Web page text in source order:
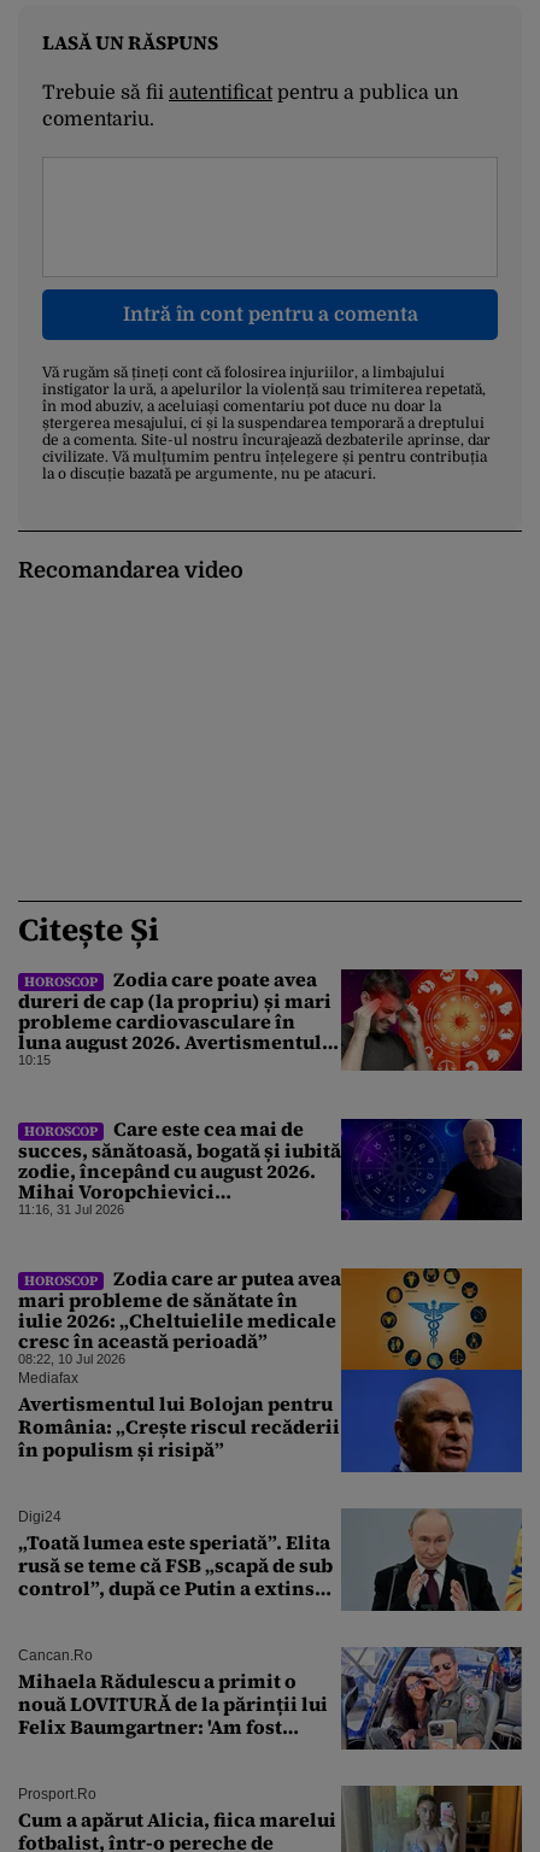
LASĂ UN RĂSPUNS
Trebuie să fii autentificatpentru a publica un
comentariu.
Intră în cont pentru a comenta
Vă rugăm să țineți cont că folosirea injuriilor, a limbajului
instigator la ură, a apelurilor la violență sau trimiterea repetată,
în mod abuziv, a aceluiași comentariu pot duce nu doar la
ștergerea mesajului, ci și la suspendarea temporară a dreptului
de a comenta. Site-ul nostru încurajează dezbaterile aprinse, dar
civilizate. Vă mulțumim pentru înțelegere și pentru contribuția
la o discuție bazată pe argumente, nu pe atacuri.
Recomandarea video
Citește Și
HOROSCOP
Zodia care poate avea
dureri de cap (la propriu) și mari
probleme cardiovasculare în
luna august 2026. Avertismentul
experților în astrologie
10:15
HOROSCOP
Care este cea mai de
succes, sănătoasă, bogată și iubită
zodie, începând cu august 2026.
Mihai Voropchievici
nominalizează nativii ce vor da
11:16, 31 Jul 2026
HOROSCOP
Zodia care ar putea avea
mari probleme de sănătate în
iulie 2026: „Cheltuielile medicale
cresc în această perioadă”
08:22, 10 Jul 2026
Mediafax
Avertismentul lui Bolojan pentru
România: „Crește riscul recăderii
în populism și risipă”
Digi24
„Toată lumea este speriată”. Elita
rusă se teme că FSB „scapă de sub
control”, după ce Putin a extins
Cancan.ro
Mihaela Rădulescu a primit o
nouă LOVITURĂ de la părinții lui
Felix Baumgartner: 'Am fost
Prosport.ro
Cum a apărut Alicia, fiica marelui
fotbalist, într-o pereche de